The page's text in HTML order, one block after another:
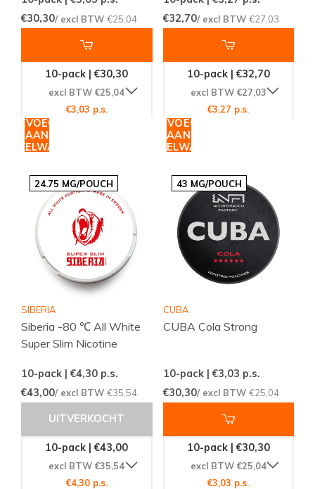
€30,30/ excl BTW €25,04
10-pack | €30,30
excl BTW €25,04
€3,03 p.s.
TOEVOEGEN
AAN
€32,70/ excl BTW €27,03
10-pack | €32,70
excl BTW €27,03
€3,27 p.s.
TOEVOEGEN
AAN
WINKELWAGEN
24.75 MG/POUCH
SIBERIA
Siberia -80 ℃ All White
Super Slim Nicotine
10-pack | €4,30 p.s.
€43,00/ excl BTW €35,54
UITVERKOCHT
10-pack | €43,00
excl BTW €35,54
€4,30 p.s.
43 MG/POUCH
CUBA
CUBA Cola Strong
10-pack | €3,03 p.s.
€30,30/ excl BTW €25,04
10-pack | €30,30
excl BTW €25,04
€3,03 p.s.